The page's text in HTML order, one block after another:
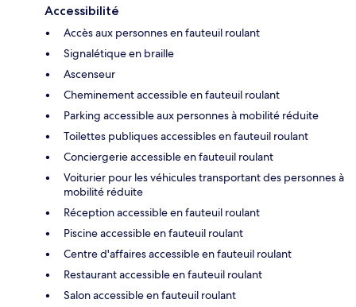
Accessibilité
Accès aux personnes en fauteuil roulant
Signalétique en braille
Ascenseur
Cheminement accessible en fauteuil roulant
Parking accessible aux personnes à mobilité réduite
Toilettes publiques accessibles en fauteuil roulant
Conciergerie accessible en fauteuil roulant
Voiturier pour les véhicules transportant des personnes à
mobilité réduite
Réception accessible en fauteuil roulant
Piscine accessible en fauteuil roulant
Centre d'affaires accessible en fauteuil roulant
Restaurant accessible en fauteuil roulant
Salon accessible en fauteuil roulant